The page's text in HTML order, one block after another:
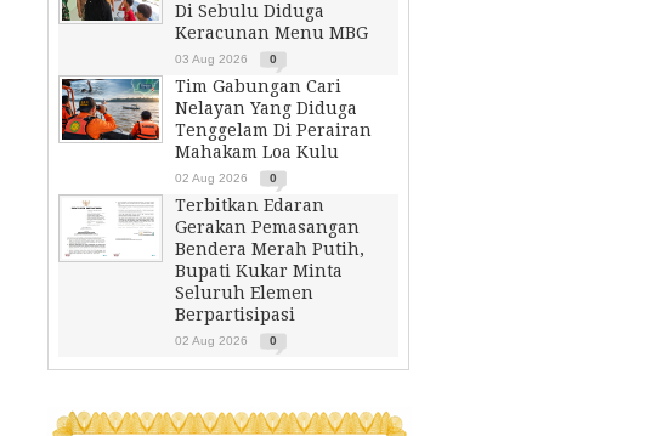
Di Sebulu Diduga
Keracunan Menu MBG
03 Aug 2026 0
Tim Gabungan Cari
Nelayan Yang Diduga
Tenggelam Di Perairan
Mahakam Loa Kulu
02 Aug 2026 0
Terbitkan Edaran
Gerakan Pemasangan
Bendera Merah Putih,
Bupati Kukar Minta
Seluruh Elemen
Berpartisipasi
02 Aug 2026 0